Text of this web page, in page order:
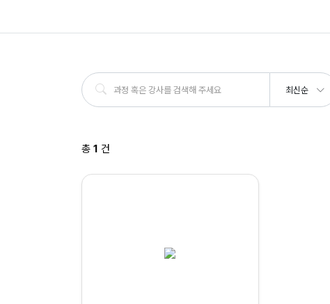
최신순
총 1 건